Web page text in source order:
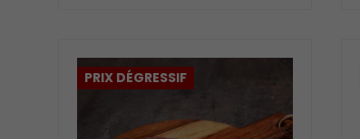
PRIX DÉGRESSIF